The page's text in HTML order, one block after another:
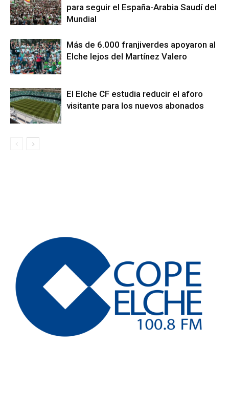
para seguir el España-Arabia Saudí del
Mundial
Más de 6.000 franjiverdes apoyaron al
Elche lejos del Martínez Valero
El Elche CF estudia reducir el aforo
visitante para los nuevos abonados